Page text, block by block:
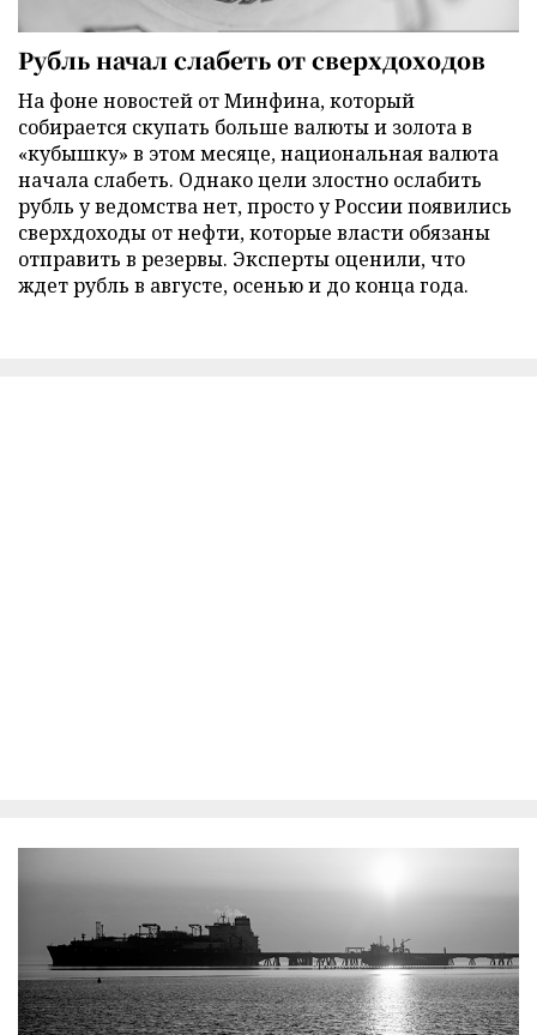
Рубль начал слабеть от сверхдоходов
На фоне новостей от Минфина, который
собирается скупать больше валюты и золота в
«кубышку» в этом месяце, национальная валюта
начала слабеть. Однако цели злостно ослабить
рубль у ведомства нет, просто у России появились
сверхдоходы от нефти, которые власти обязаны
отправить в резервы. Эксперты оценили, что
ждет рубль в августе, осенью и до конца года.